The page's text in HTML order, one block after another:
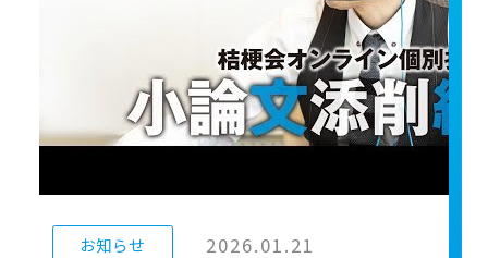
お知らせ 2026.01.21